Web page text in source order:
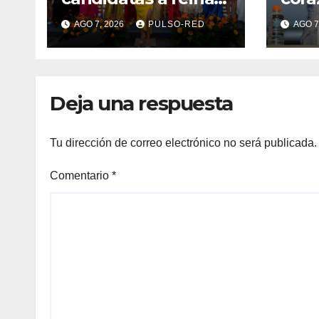
de “Tlaxcala, la
Feria de Ferias 2026:
La Flor Tlaxcalteca”
AGO 7, 2026 PULSO-RED
de
AGO
Deja una respuesta
Tu dirección de correo electrónico no será publicada.
Comentario *